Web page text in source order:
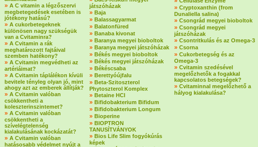
» A C vitamin a légzőszervi
megbetegedések esetében is
jótékony hatású?
» A cukorbetegeknek
különösen nagy szükségük
van a Cvitaminra?
» A Cvitamin a rák
meghatározott fajtáival
szemben hatékony?
» A Cvitamin megvédheti az
artériáimat?
» A Cvitamin táplálékon kívüli
bevitele tényleg olyan jó, mint
ahogy azt az emberek állítják?
» A Cvitamin valóban
csökkentheti a
koleszterinszintemet?
» A Cvitamin valóban
csökkentheti a
szívelégtelenség
kialakulásának kockázatát?
» A Cvitamin valóban
hatásosabb védelmet nyújt a
játszóházak
» Baja
» Balassagyarmat
» Balatonfüred
» Banaba kivonat
» Baranya megyei bioboltok
» Baranya megyei játszóházak
» Békés megyei bioboltok
» Békés megyei játszóházak
» Békéscsaba
» Berettyóújfalu
» Beta-Szitoszterol
Phytoszterol Komplex
» Betaine HCI
» Bifidobakterium Bifidum
» Bifidobakterium Longum
» Bioperine
» BIOPTRON
TANUSÍTVÁNYOK
» Bios Life Slim fogyókúrás
képek
» Cryptoxanthin (from
Dunaliella salina)
» Csongrád megyei bioboltok
» Csongrád megyei
játszóházak
» Csontritkulás és az Omega-3
» Csorna
» Cukorbetegség és az
Omega-3
» Cvitamin szedésével
megelőzhetők a fogakkal
kapcsolatos betegségek?
» Cvitaminnal megelőzhető a
hályog kialakulása?